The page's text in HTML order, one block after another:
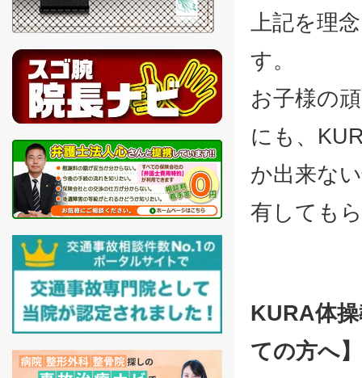
上記を理
す。
お子様の
にも、
か出来な
有しても
KURA体
ての方へ